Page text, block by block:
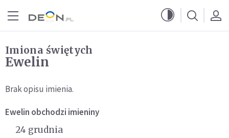
Imiona świętych
Ewelin
Brak opisu imienia.
Ewelin obchodzi imieniny
24 grudnia